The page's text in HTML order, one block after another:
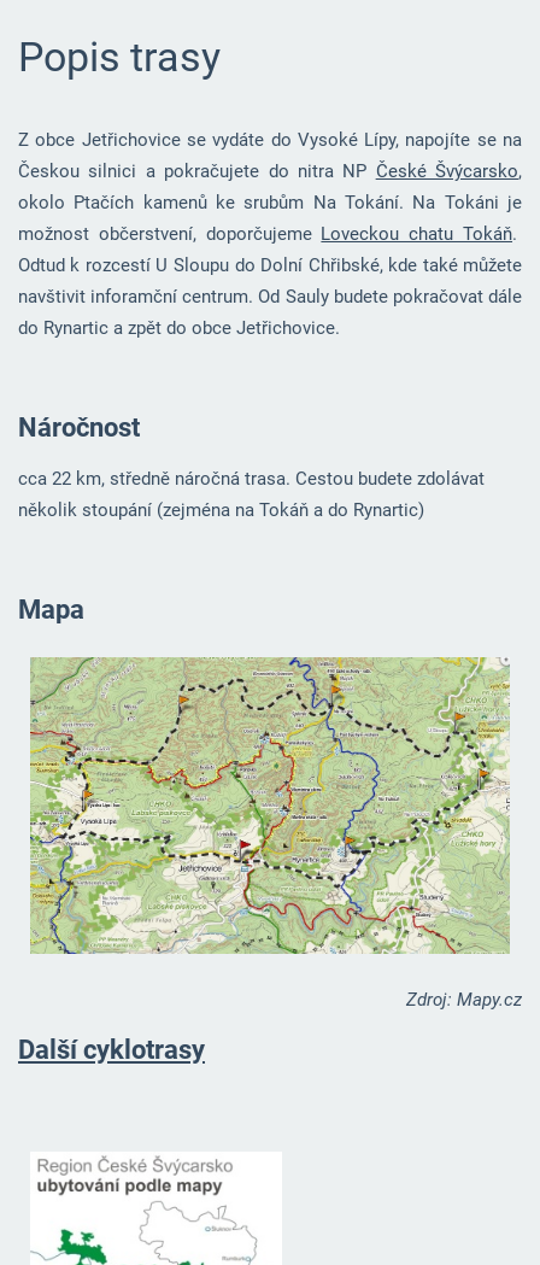
Popis trasy
Z obce Jetřichovice se vydáte do Vysoké Lípy, napojíte se na
Českou silnici a pokračujete do nitra NP České Švýcarsko,
okolo Ptačích kamenů ke srubům Na Tokání. Na Tokáni je
možnost občerstvení, doporčujeme Loveckou chatu Tokáň.
Odtud k rozcestí U Sloupu do Dolní Chřibské, kde také můžete
navštivit inforamční centrum. Od Sauly budete pokračovat dále
do Rynartic a zpět do obce Jetřichovice.
Náročnost
cca 22 km, středně náročná trasa. Cestou budete zdolávat
několik stoupání (zejména na Tokáň a do Rynartic)
Mapa
Zdroj: Mapy.cz
Další cyklotrasy